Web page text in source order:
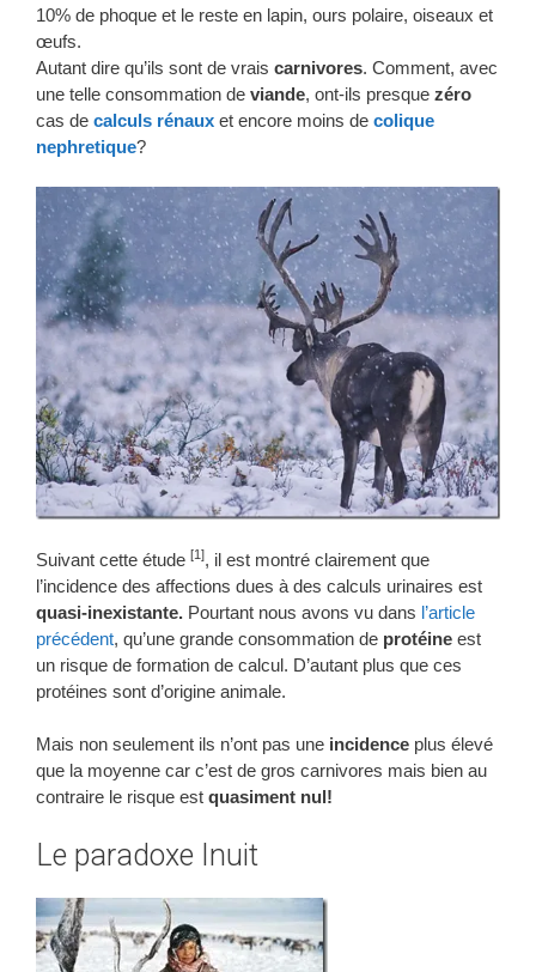
10% de phoque et le reste en lapin, ours polaire, oiseaux et
œufs.
Autant dire qu’ils sont de vrais carnivores. Comment, avec
une telle consommation de viande, ont-ils presque zéro
cas de calculs rénaux et encore moins de colique
nephretique?
Suivant cette étude [1], il est montré clairement que
l’incidence des affections dues à des calculs urinaires est
quasi-inexistante. Pourtant nous avons vu dans l’article
précédent, qu’une grande consommation de protéine est
un risque de formation de calcul. D’autant plus que ces
protéines sont d’origine animale.
Mais non seulement ils n’ont pas une incidence plus élevé
que la moyenne car c’est de gros carnivores mais bien au
contraire le risque est quasiment nul!
Le paradoxe Inuit